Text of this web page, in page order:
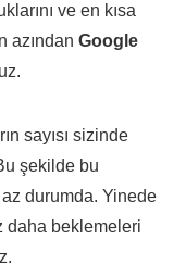
ve en kısa
azından Google
sayısı sizinde
şekilde bu
durumda. Yinede
daha beklemeleri